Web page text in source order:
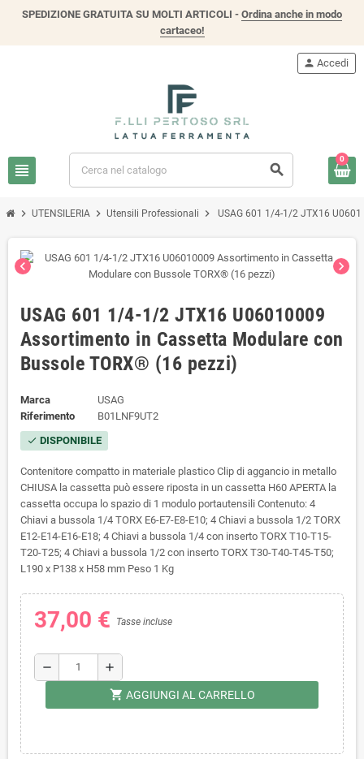
SPEDIZIONE GRATUITA SU MOLTI ARTICOLI - Ordina anche in modo
cartaceo!
view_headline search
person Accedi
0
chevron_right UTENSILERIA chevron_right Utensili Professionali chevron_right USAG 601 1/4-1/2 JTX16
chevron_left chevron_right
USAG 601 1/4-1/2 JTX16 U06010009
Assortimento in Cassetta Modulare con
Bussole TORX® (16 pezzi)
Marca
USAG
Riferimento
B01LNF9UT2
check DISPONIBILE
Contenitore compatto in materiale plastico Clip di aggancio in metallo
CHIUSA la cassetta può essere riposta in un cassetta H60 APERTA la
cassetta occupa lo spazio di 1 modulo portautensili Contenuto: 4
Chiavi a bussola 1/4 TORX E6-E7-E8-E10; 4 Chiavi a bussola 1/2 TORX
E12-E14-E16-E18; 4 Chiavi a bussola 1/4 con inserto TORX T10-T15-
T20-T25; 4 Chiavi a bussola 1/2 con inserto TORX T30-T40-T45-T50;
L190 x P138 x H58 mm Peso 1 Kg
37,00 € Tasse incluse
remove add
shopping_cart AGGIUNGI AL CARRELLO